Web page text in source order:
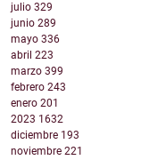
julio 329
junio 289
mayo 336
abril 223
marzo 399
febrero 243
enero 201
2023 1632
diciembre 193
noviembre 221